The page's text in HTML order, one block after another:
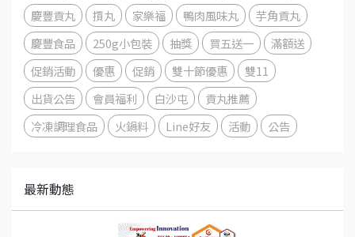
慶豐貢丸
摃丸 家樂福 鴨肉風味丸
芋角貢丸
慶豐食品
250g小包裝 抽獎 買五送一
滿額送
促銷活動
優惠 促銷 雙十節優惠
雙11
出貨公告
會員福利 白沙屯
貢丸推薦
冷凍調理食品
火鍋料 Line好友 活動 公告
最新動態